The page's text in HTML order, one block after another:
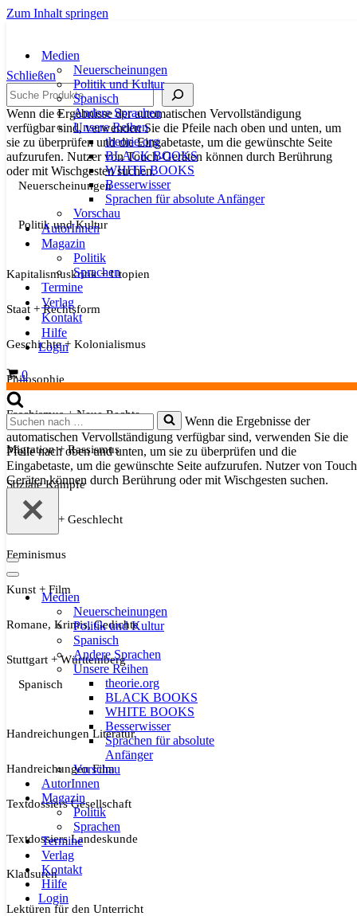
Zum Inhalt springen
Medien
Neuerscheinungen
Politik und Kultur
Spanisch
Andere Sprachen
Unsere Reihen
theorie.org
BLACK BOOKS
WHITE BOOKS
Besserwisser
Sprachen für absolute Anfänger
Vorschau
AutorInnen
Magazin
Politik
Sprachen
Termine
Verlag
Kontakt
Hilfe
Login
Warenkorb
0
Suchen
nach …
Wenn die Ergebnisse der
automatischen Vervollständigung verfügbar sind, verwenden Sie die
Pfeile nach oben und unten, um sie zu überprüfen und die
Eingabetaste, um die gewünschte Seite aufzurufen. Nutzer von
Geräten können durch Berührung oder mit Wischgesten suchen.
Navigationsmenü
Navigationsmenü
Medien
Neuerscheinungen
Politik und Kultur
Spanisch
Andere Sprachen
Unsere Reihen
theorie.org
BLACK BOOKS
WHITE BOOKS
Besserwisser
Sprachen für absolute
Anfänger
Vorschau
AutorInnen
Magazin
Politik
Sprachen
Termine
Verlag
Kontakt
Hilfe
Login
Schließen
Suche
Wenn die Ergebnisse der automatischen Vervollständigung
verfügbar sind, verwenden Sie die Pfeile nach oben und unten, um
sie zu überprüfen und die Eingabetaste, um die gewünschte Seite
aufzurufen. Nutzer von Touch-Geräten können durch Berührung
oder mit Wischgesten suchen.
Neuerscheinungen
Politik und Kultur
Kapitalismuskritik + Utopien
Staat + Rechtsform
Geschichte + Kolonialismus
Philosophie
Faschismus + Neue Rechte
Migration + Rassismus
Soziale Kämpfe
Sexualität + Geschlecht
Feminismus
Kunst + Film
Romane, Krimis, Gedichte
Stuttgart + Württemberg
Spanisch
Handreichungen Literatur
Handreichungen Film
Textdossiers Gesellschaft
Textdossiers Landeskunde
Klausuren
Lektüren für den Unterricht